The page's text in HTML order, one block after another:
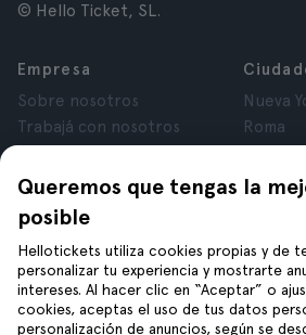
Queremos que tengas la
posible
Hellotickets utiliza cookies propias y de
personalizar tu experiencia y mostrarte
intereses. Al hacer clic en “Aceptar” o
cookies, aceptas el uso de tus datos
personalización de anuncios, según se
© Hello Ticket, SL.
Empresa
Sobre nosotros
Trabajá con nosotros
Opiniones
Privacidad
Términos y Condiciones
Aviso Legal
Cookies
Nueva
Roma
Londres
Granada